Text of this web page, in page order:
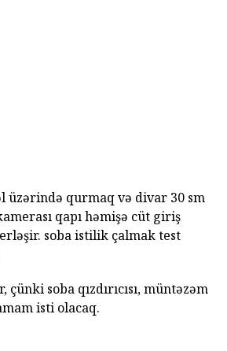
üzərində qurmaq və divar 30 sm
qapı həmişə cüt giriş
soba istilik çalmak test
soba qızdırıcısı, müntəzəm
isti olacaq.